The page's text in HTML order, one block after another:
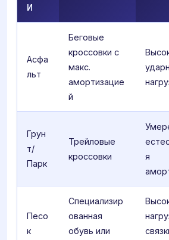
И
Асфа
льт
Беговые
кроссовки с
макс.
амортизацие
й
Грун
т/
Парк
Трейловые
кроссовки
я
Песо
к
Специализир
ованная
обувь или